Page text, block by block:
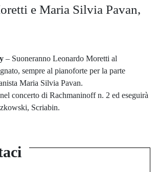
e Maria Silvia Pavan,
– Suoneranno Leonardo Moretti al
sempre al pianoforte per la parte
Maria Silvia Pavan.
concerto di Rachmaninoff n. 2 ed eseguirà
Scriabin.